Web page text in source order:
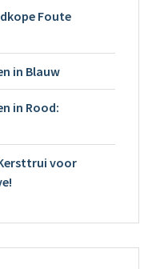
Foute
in Blauw
in Rood:
voor